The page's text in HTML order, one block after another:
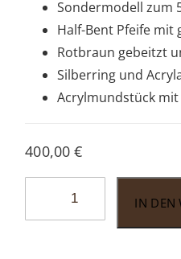
Sondermodell zum
Half-Bent Pfeife mit
Rotbraun gebeitzt
Silberring und
Acrylmundstück
400,00€
IN DEN